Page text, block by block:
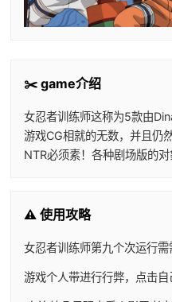
✂️ game介绍
女忍者训练师这称为5款由
游戏CG相就的无数，并且仍
NTR必须素！各种剧场版的
⚠️ 使用攻略
女忍者训练师第九个次运行
游戏个人带进行行弊，点击